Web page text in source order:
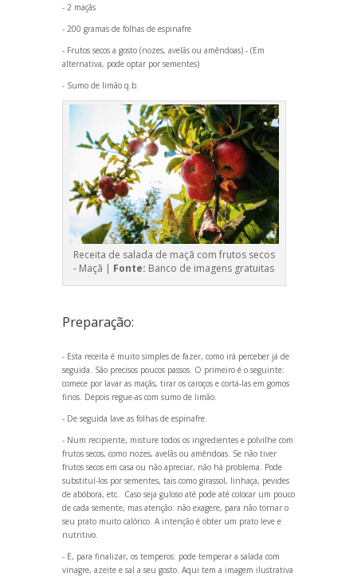
- 2 maçãs
- 200 gramas de folhas de espinafre
- Frutos secos a gosto (nozes, avelãs ou amêndoas) - (Em
alternativa, pode optar por sementes)
- Sumo de limão q.b.
Receita de salada de maçã com frutos secos
- Maçã | Fonte: Banco de imagens gratuitas
Preparação:
- Esta receita é muito simples de fazer, como irá perceber já de
seguida. São precisos poucos passos. O primeiro é o seguinte:
comece por lavar as maçãs, tirar os caroços e cortá-las em gomos
finos. Depois regue-as com sumo de limão.
- De seguida lave as folhas de espinafre.
- Num recipiente, misture todos os ingredientes e polvilhe com
frutos secos, como nozes, avelãs ou amêndoas. Se não tiver
frutos secos em casa ou não apreciar, não há problema. Pode
substituí-los por sementes, tais como girassol, linhaça, pevides
de abóbora, etc. Caso seja guloso até pode até colocar um pouco
de cada semente, mas atenção: não exagere, para não tornar o
seu prato muito calórico. A intenção é obter um prato leve e
nutritivo.
- E, para finalizar, os temperos: pode temperar a salada com
vinagre, azeite e sal a seu gosto. Aqui tem a imagem ilustrativa